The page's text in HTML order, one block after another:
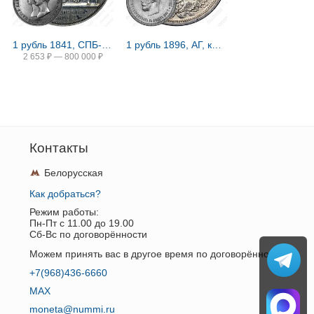
2 653 ₽ — 800 000 ₽
Контакты
Белорусская
Как добраться?
Режим работы:
Пн-Пт c 11.00 до 19.00
Сб-Вс по договорённости
Можем принять вас в другое время по договорённости.
+7(968)436-6660
MAX
moneta@nummi.ru